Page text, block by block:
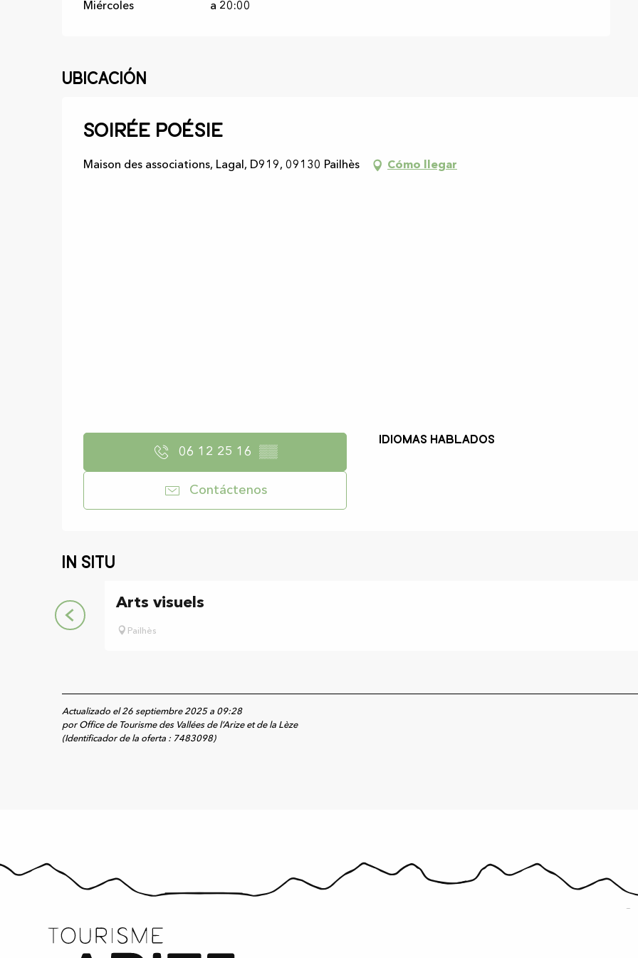
Miércoles a 20:00
Ubicación
Soirée poésie
Maison des associations, Lagal, D919, 09130 Pailhès Cómo llegar
06 12 25 16 ▒▒
Contáctenos
Idiomas hablados
Idiomas hablados
In situ
Arts visuels
Pailhès
Actualizado el 26 septiembre 2025 a 09:28
por Office de Tourisme des Vallées de l’Arize et de la Lèze
(Identificador de la oferta : 7483098)